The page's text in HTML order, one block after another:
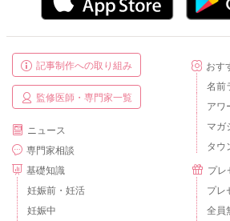
記事制作への取り組み
監修医師・専門家一覧
ニュース
専門家相談
基礎知識
妊娠前・妊活
妊娠中
おす
名前
アワ
マガ
タウ
プレ
プレ
全員